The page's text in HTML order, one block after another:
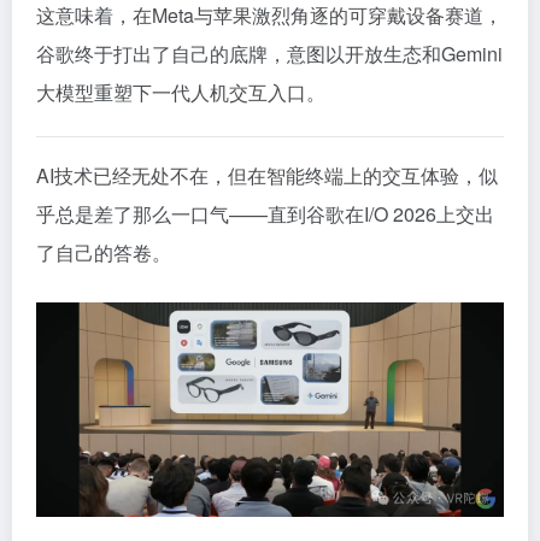
这意味着，在Meta与苹果激烈角逐的可穿戴设备赛道，
谷歌终于打出了自己的底牌，意图以开放生态和Gemini
大模型重塑下一代人机交互入口。
AI技术已经无处不在，但在智能终端上的交互体验，似
乎总是差了那么一口气——直到谷歌在I/O 2026上交出
了自己的答卷。